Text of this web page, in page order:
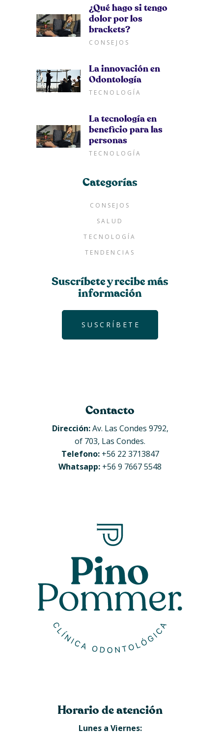
¿Qué hago si tengo
dolor por los
brackets?
CONSEJOS
La innovación en
Odontología
TECNOLOGÍA
La tecnología en
beneficio para las
personas
TECNOLOGÍA
Categorías
CONSEJOS
SALUD
TECNOLOGÍA
TENDENCIAS
Suscríbete y recibe más
información
SUSCRÍBETE
Contacto
Dirección:Av. Las Condes 9792,
of 703, Las Condes.
Telefono:+56 22 3713847
Whatsapp: +56 9 7667 5548
Horario de atención
Lunes a Viernes: